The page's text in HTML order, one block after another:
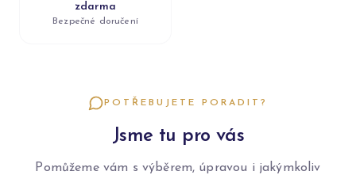
zdarma
Bezpečné doručení
POTŘEBUJETE PORADIT?
Jsme tu pro vás
Pomůžeme vám s výběrem, úpravou i jakýmkoliv